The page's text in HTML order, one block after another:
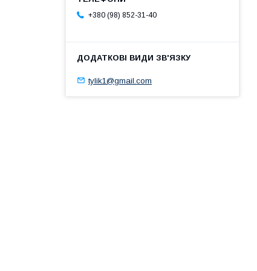
+380 (98) 852-31-40
tylik1@gmail.com